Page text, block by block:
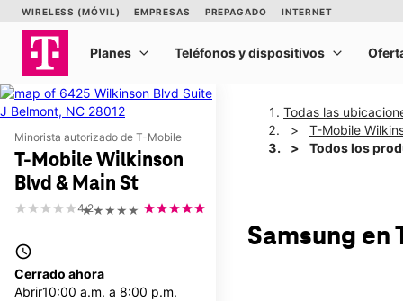
Minorista autorizado de T-Mobile
T-Mobile Wilkinson
Blvd & Main St
★★★★★
4.2
access_time
Cerrado ahora
Abrir10:00 a.m. a 8:00 p.m.
Todas las
T-Mobile
Todos los
Samsung en